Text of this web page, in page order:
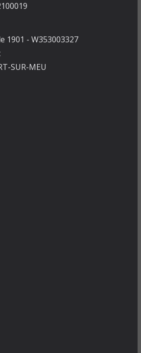
1901 - W353003327
SUR-MEU